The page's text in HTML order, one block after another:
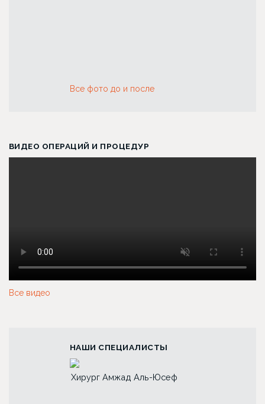
Все фото до и после
ВИДЕО ОПЕРАЦИЙ И ПРОЦЕДУР
Все видео
НАШИ СПЕЦИАЛИСТЫ
Хирург Лина Алиевна